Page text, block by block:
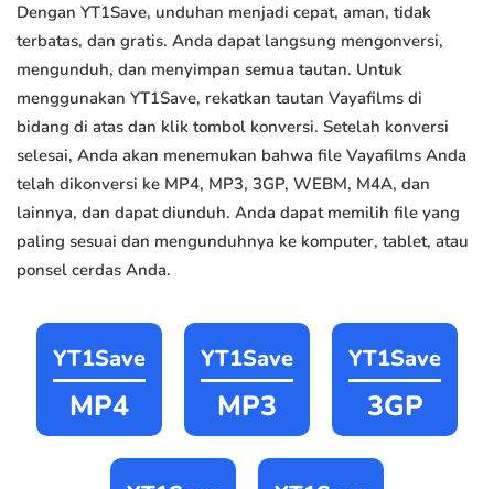
Dengan YT1Save, unduhan menjadi cepat, aman, tidak
terbatas, dan gratis. Anda dapat langsung mengonversi,
mengunduh, dan menyimpan semua tautan. Untuk
menggunakan YT1Save, rekatkan tautan Vayafilms di
bidang di atas dan klik tombol konversi. Setelah konversi
selesai, Anda akan menemukan bahwa file Vayafilms Anda
telah dikonversi ke MP4, MP3, 3GP, WEBM, M4A, dan
lainnya, dan dapat diunduh. Anda dapat memilih file yang
paling sesuai dan mengunduhnya ke komputer, tablet, atau
ponsel cerdas Anda.
YT1Save
MP4
YT1Save
MP3
YT1Save
3GP